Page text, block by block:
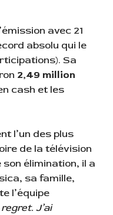
avec 21
absolu qui le
Sa
2,49 million
cash et les
l’un des plus
de la télévision
élimination, il a
sa famille,
l’équipe
J’ai